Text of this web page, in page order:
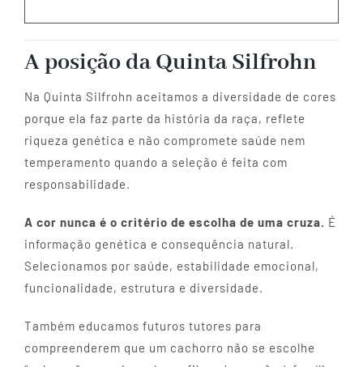
A posição da Quinta Silfrohn
Na Quinta Silfrohn aceitamos a diversidade de cores
porque ela faz parte da história da raça, reflete
riqueza genética e não compromete saúde nem
temperamento quando a seleção é feita com
responsabilidade.
A cor nunca é o critério de escolha de uma cruza. É
informação genética e consequência natural.
Selecionamos por saúde, estabilidade emocional,
funcionalidade, estrutura e diversidade.
Também educamos futuros tutores para
compreenderem que um cachorro não se escolhe